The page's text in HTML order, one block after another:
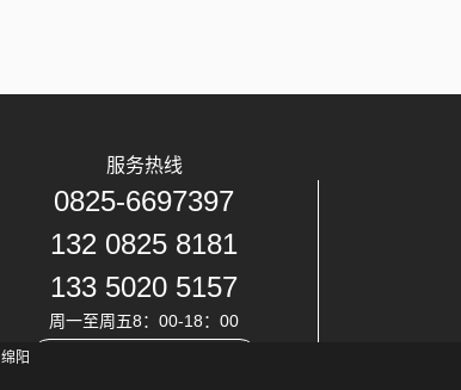
服务热线
0825-6697397
132 0825 8181
133 5020 5157
周一至周五8：00-18：00
绵阳